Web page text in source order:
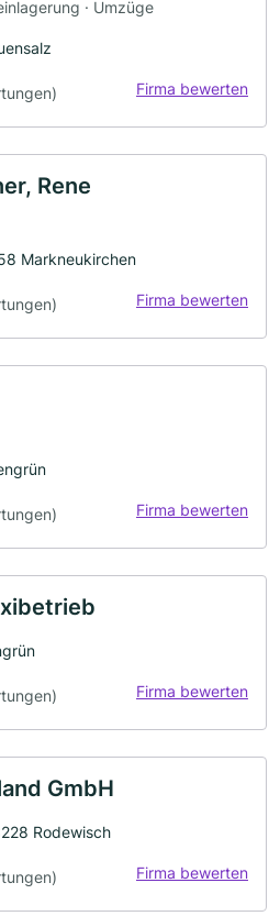
· Umzüge
Firma bewerten
Rene
Markneukirchen
Firma bewerten
Firma bewerten
Firma bewerten
GmbH
Rodewisch
Firma bewerten